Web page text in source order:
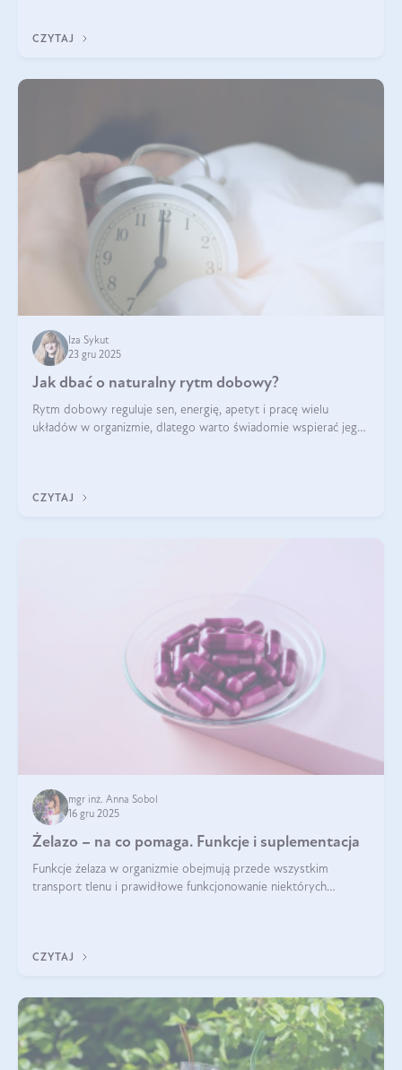
CZYTAJ
Iza Sykut
23 gru 2025
Jak dbać o naturalny rytm dobowy?
Rytm dobowy reguluje sen, energię, apetyt i pracę wielu
układów w organizmie, dlatego warto świadomie wspierać jego
CZYTAJ
mgr inż. Anna Sobol
16 gru 2025
Żelazo – na co pomaga. Funkcje i suplementacja
Funkcje żelaza w organizmie obejmują przede wszystkim
transport tlenu i prawidłowe funkcjonowanie niektórych
CZYTAJ